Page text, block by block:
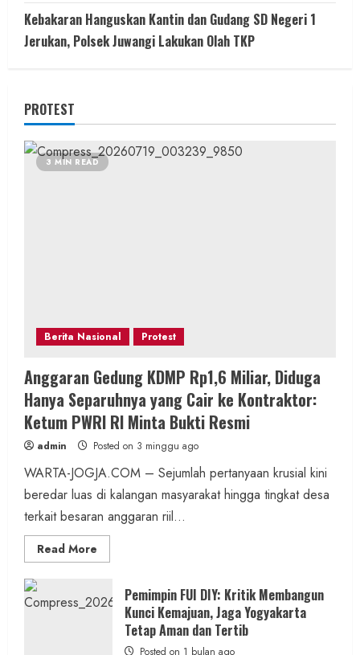
Kebakaran Hanguskan Kantin dan Gudang SD Negeri 1
Jerukan, Polsek Juwangi Lakukan Olah TKP
PROTEST
3 MIN READ
Berita Nasional Protest
Anggaran Gedung KDMP Rp1,6 Miliar, Diduga
Hanya Separuhnya yang Cair ke Kontraktor:
Ketum PWRI RI Minta Bukti Resmi
admin Posted on 3 minggu ago
WARTA-JOGJA.COM – Sejumlah pertanyaan krusial kini
beredar luas di kalangan masyarakat hingga tingkat desa
terkait besaran anggaran riil...
Read More
more
Gedung
KDMP
Rp1,6
Miliar,
Diduga
Hanya
Pemimpin FUI DIY: Kritik Membangun
Kunci Kemajuan, Jaga Yogyakarta
Tetap Aman dan Tertib
Posted on 1 bulan ago